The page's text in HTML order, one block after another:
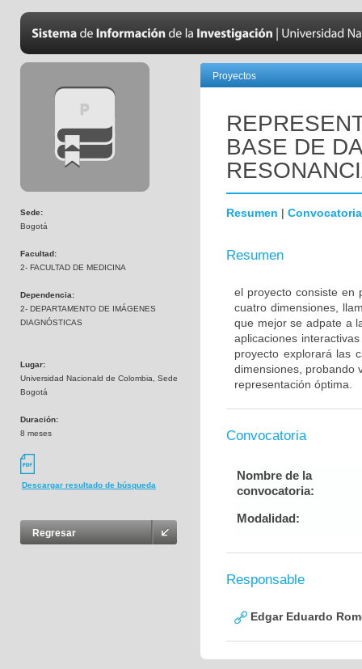
Sede:
Bogotá
Facultad:
2- FACULTAD DE MEDICINA
Dependencia:
2- DEPARTAMENTO DE IMÁGENES
DIAGNÓSTICAS
Lugar:
Universidad Nacionald de Colombia, Sede
Bogotá
Duración:
8 meses
Descargar resultado de búsqueda
Regresar
Proyectos
BASE DE
Resumen | Convocatoria
Resumen
el proyecto consiste en
cuatro dimensiones,
que mejor se adpate a
aplicaciones
proyecto explorará las
dimensiones, probando
representación óptima.
Convocatoria
Nombre de la
convocatoria:
Modalidad:
Responsable
Edgar Eduardo